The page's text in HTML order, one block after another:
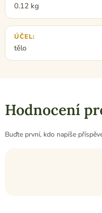
0.12 kg
ÚČEL:
tělo
Hodnocení
Buďte první, kdo napíše